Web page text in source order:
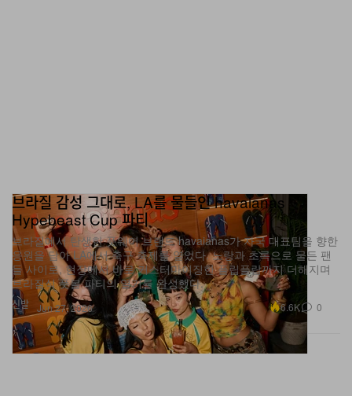
신발
브라질 감성 그대로, LA를 물들인 havaianas
Hypebeast Cup 파티
브라질에서 탄생한 풋웨어 브랜드 havaianas가 자국 대표팀을 향한
응원을 담아 LA에서 축구 축제를 열었다. 노랑과 초록으로 물든 팬
들 사이로, 현장에서 바로 커스터마이징한 플립플랍까지 더해지며
브라질식 풋볼 파티의 열기를 완성했다.
Jun 27, 2026 6.6K 0